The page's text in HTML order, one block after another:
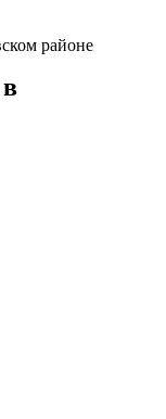
районе